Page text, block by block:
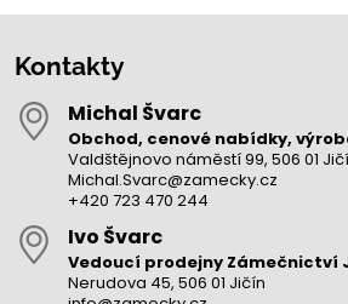
Kontakty
Michal Švarc
Obchod, cenové nabídky,
Valdštějnovo náměstí 99, 506 01
Michal.Svarc@zamecky.cz
+420 723 470 244
Ivo Švarc
Vedoucí prodejny Zámečnictví
Nerudova 45, 506 01 Jičín